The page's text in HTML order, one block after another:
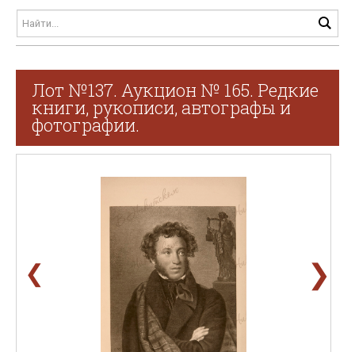
Лот №137. Аукцион № 165. Редкие
книги, рукописи, автографы и
фотографии.
❮ ❯